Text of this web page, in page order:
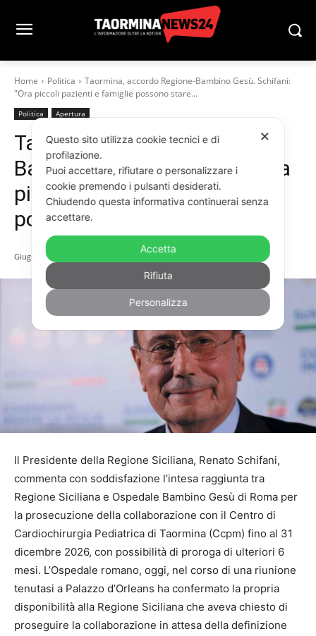
Home Politica
Taormina, accordo Regione-Bambino Gesù. Schifani:
"Ora piccoli pazienti e famiglie possono stare...
Politica Apertura
Taormina, accordo Regione-
Bambino Gesù. Schifani: “Ora
piccoli pazienti e famiglie
possono stare tranquilli”
Giugno 8, 2026
Il Presidente della Regione Siciliana, Renato Schifani,
commenta con soddisfazione l’intesa raggiunta tra
Regione Siciliana e Ospedale Bambino Gesù di Roma per
la prosecuzione della collaborazione con il Centro di
Cardiochirurgia Pediatrica di Taormina (Ccpm) fino al 31
dicembre 2026, con possibilità di proroga di ulteriori 6
mesi. L’Ospedale romano, oggi, nel corso di una riunione
tenutasi a Palazzo d’Orleans ha confermato la propria
disponibilità alla Regione Siciliana che aveva chiesto di
proseguire la collaborazione in attesa della definizione
✕
Questo sito utilizza cookie tecnici e di
profilazione.
Puoi accettare, rifiutare o personalizzare i
cookie premendo i pulsanti desiderati.
Chiudendo questa informativa continuerai senza
accettare.
Accetta
Rifiuta
Personalizza